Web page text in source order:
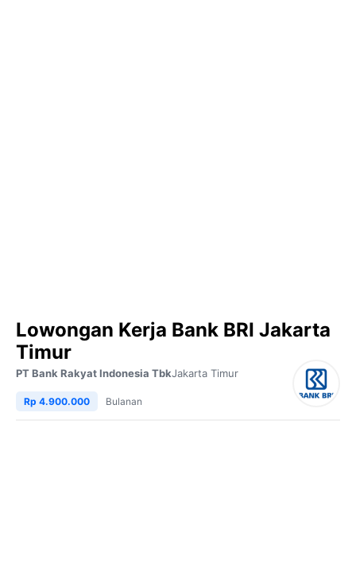
Lowongan Kerja Bank BRI Jakarta
Timur
PT Bank Rakyat Indonesia TbkJakarta Timur
Rp 4.900.000 Bulanan